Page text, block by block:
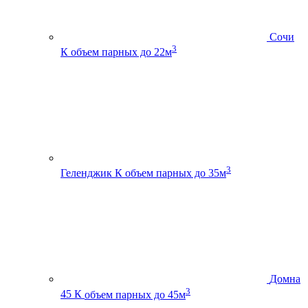
Сочи
К объем парных до 22м3
Геленджик К объем парных до 35м3
Домна
45 К объем парных до 45м3